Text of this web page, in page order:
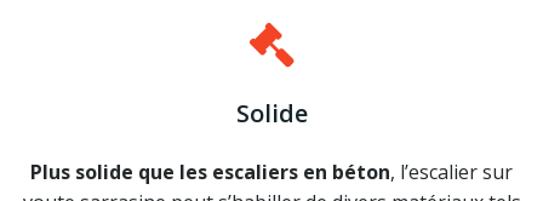
Solide
Plus solide que les escaliers en béton, l’escalier sur